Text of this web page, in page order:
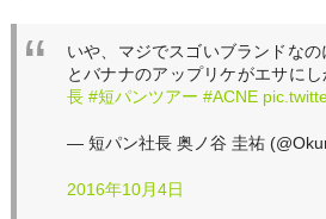
いや、マジでスゴいブランドな
とバナナのアップリケがエサにし
長 #短パンツアー #ACNE
— 短パン社長 奥ノ谷 圭祐
2016年10月4日